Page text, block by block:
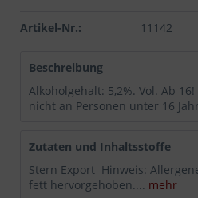
Artikel-Nr.: 11142
Beschreibung
Alkoholgehalt: 5,2%. Vol. Ab
nicht an Personen unter 16
Zutaten und Inhaltsstoffe
Stern Export Hinweis:
fett hervorgehoben.... mehr